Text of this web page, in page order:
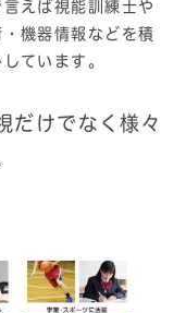
えば視能訓練士や
機器情報などを積
ています。
だけでなく様々